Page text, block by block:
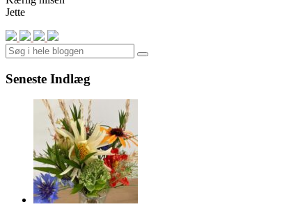
Jette
Search
Seneste Indlæg